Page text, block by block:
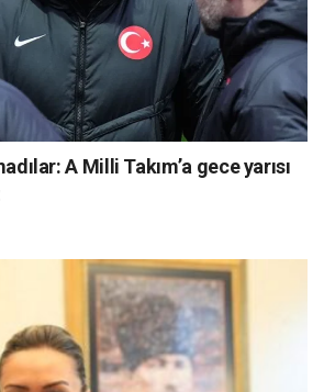
A Milli Takım’a gece yarısı